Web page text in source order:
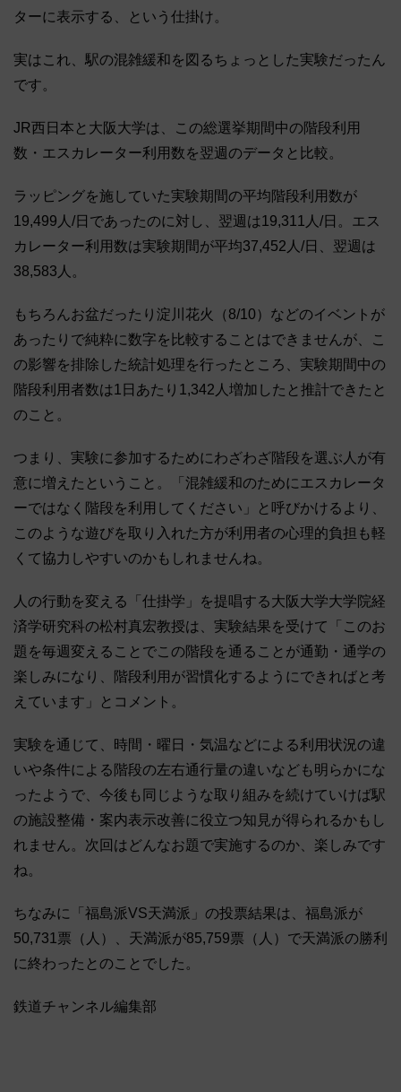
ターに表示する、という仕掛け。
実はこれ、駅の混雑緩和を図るちょっとした実験だったん
です。
JR西日本と大阪大学は、この総選挙期間中の階段利用
数・エスカレーター利用数を翌週のデータと比較。
ラッピングを施していた実験期間の平均階段利用数が
19,499人/日であったのに対し、翌週は19,311人/日。エス
カレーター利用数は実験期間が平均37,452人/日、翌週は
38,583人。
もちろんお盆だったり淀川花火（8/10）などのイベントが
あったりで純粋に数字を比較することはできませんが、こ
の影響を排除した統計処理を行ったところ、実験期間中の
階段利用者数は1日あたり1,342人増加したと推計できたと
のこと。
つまり、実験に参加するためにわざわざ階段を選ぶ人が有
意に増えたということ。「混雑緩和のためにエスカレータ
ーではなく階段を利用してください」と呼びかけるより、
このような遊びを取り入れた方が利用者の心理的負担も軽
くて協力しやすいのかもしれませんね。
人の行動を変える「仕掛学」を提唱する大阪大学大学院経
済学研究科の松村真宏教授は、実験結果を受けて「このお
題を毎週変えることでこの階段を通ることが通勤・通学の
楽しみになり、階段利用が習慣化するようにできればと考
えています」とコメント。
実験を通じて、時間・曜日・気温などによる利用状況の違
いや条件による階段の左右通行量の違いなども明らかにな
ったようで、今後も同じような取り組みを続けていけば駅
の施設整備・案内表示改善に役立つ知見が得られるかもし
れません。次回はどんなお題で実施するのか、楽しみです
ね。
ちなみに「福島派VS天満派」の投票結果は、福島派が
50,731票（人）、天満派が85,759票（人）で天満派の勝利
に終わったとのことでした。
鉄道チャンネル編集部